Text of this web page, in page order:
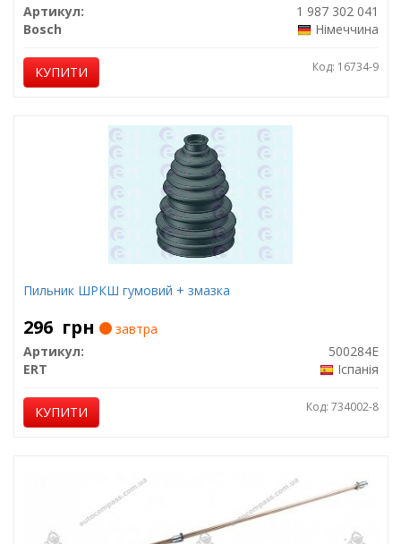
Артикул:
1 987 302 041
Bosch
Німеччина
КУПИТИ Код: 16734-9
Пильник ШРКШ гумовий + змазка
296 грн
завтра
Артикул:
500284E
ERT
Іспанія
КУПИТИ Код: 734002-8